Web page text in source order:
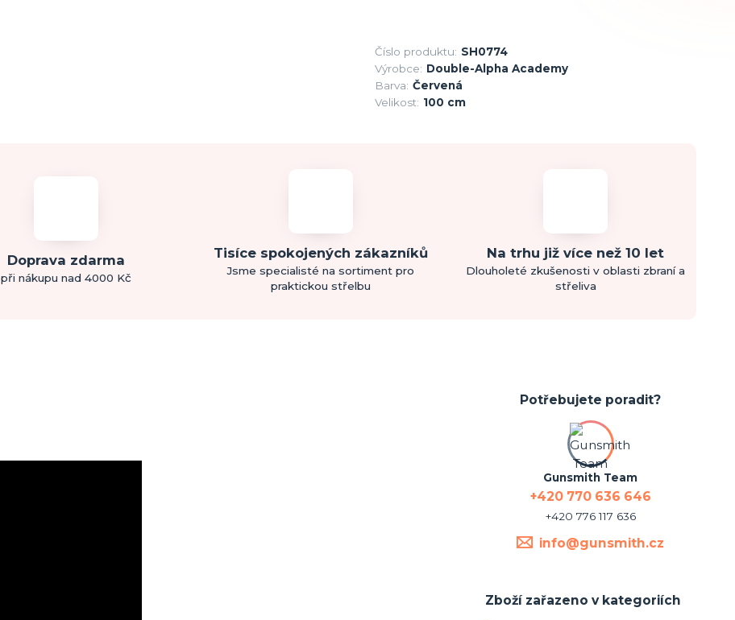
Číslo produktu: SH0774
Výrobce: Double-Alpha Academy
Barva: Červená
Velikost: 100 cm
Doprava zdarma
při nákupu nad 4000 Kč
Tisíce spokojených zákazníků
Jsme specialisté na sortiment pro
praktickou střelbu
Na trhu již více než 10 let
Dlouholeté zkušenosti v oblasti zbraní a
střeliva
Potřebujete poradit?
Gunsmith Team
+420 770 636 646
+420 776 117 636
info@gunsmith.cz
Zboží zařazeno v kategoriích